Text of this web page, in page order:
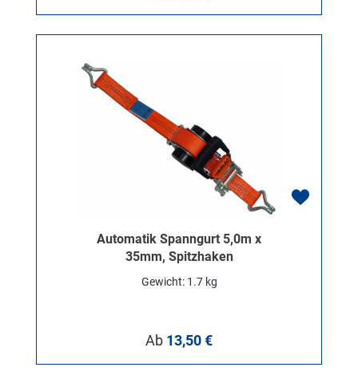
Automatik Spanngurt 5,0m x
35mm, Spitzhaken
Gewicht: 1.7 kg
Regulärer Preis:
Ab 13,50 €